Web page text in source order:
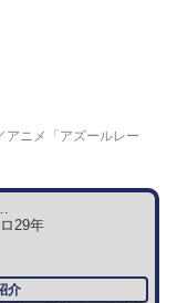
アニメ「アズールレー
29年